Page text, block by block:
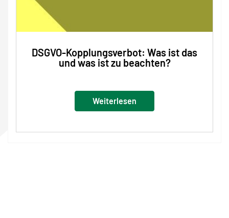
DSGVO-Kopplungsverbot: Was ist das
und was ist zu beachten?
Weiterlesen